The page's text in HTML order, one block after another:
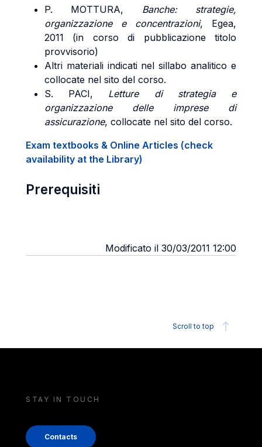
P. MOTTURA, Banche: strategie,
organizzazione e concentrazioni, Egea,
2011 (in corso di pubblicazione titolo
provvisorio)
Altri materiali indicati nel sillabo analitico e
collocate nel sito del corso.
S. PACI, Letture di strategia e
organizzazione delle imprese di
assicurazione, collocate nel sito del corso.
Exam textbooks & Online Articles (check
availability at the Library)
Prerequisiti
Modificato il 30/03/2011 12:00
Scroll to top
STAY IN TOUCH
Contacts